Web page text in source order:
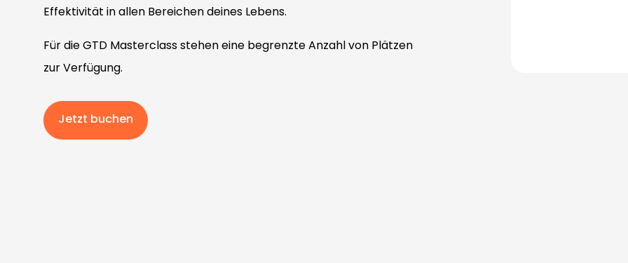
Effektivität in allen Bereichen deines Lebens.
Für die GTD Masterclass stehen eine begrenzte Anzahl von Plätzen
zur Verfügung.
Jetzt buchen